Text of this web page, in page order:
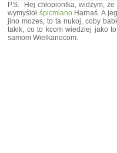
P.S. Hej chłopiontka, widzym,
wymyśloł śpicmianoHarnaś. A
jino mozes, to ta nukoj, coby
takik, co to kcom wiedziej jako
samom Wielkanocom.